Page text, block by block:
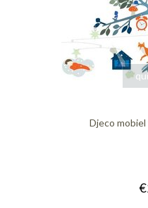
Djeco